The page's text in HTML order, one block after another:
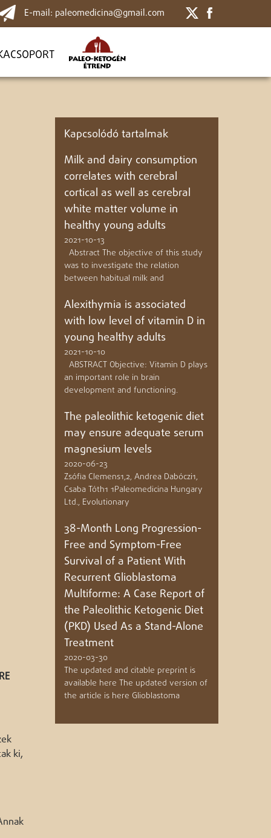
E-mail: paleomedicina@gmail.com
ki,
Kapcsolódó tartalmak
Milk and dairy consumption
correlates with cerebral
cortical as well as cerebral
white matter volume in
healthy young adults
2021-10-13
Abstract The objective of this study
was to investigate the relation
between habitual milk and
Alexithymia is associated
with low level of vitamin D in
young healthy adults
2021-10-10
ABSTRACT Objective: Vitamin D plays
an important role in brain
development and functioning.
The paleolithic ketogenic diet
may ensure adequate serum
magnesium levels
2020-06-23
Zsófia Clemens1,2, Andrea Dabóczi1,
Csaba Tóth1 1Paleomedicina Hungary
Ltd., Evolutionary
38-Month Long Progression-
Free and Symptom-Free
Survival of a Patient With
Recurrent Glioblastoma
Multiforme: A Case Report of
the Paleolithic Ketogenic Diet
(PKD) Used As a Stand-Alone
Treatment
2020-03-30
The updated and citable preprint is
available here The updated version of
the article is here Glioblastoma